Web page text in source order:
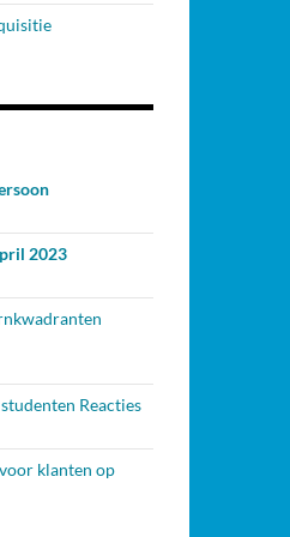
2023
Reacties
klanten op